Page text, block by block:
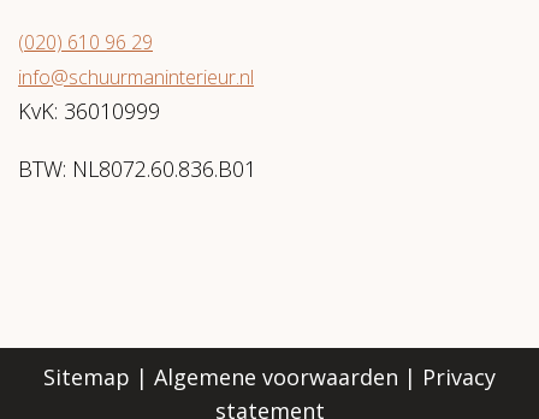
(020) 610 96 29
info@schuurmaninterieur.nl
KvK: 36010999
BTW: NL8072.60.836.B01
Sitemap | Algemene voorwaarden | Privacy
statement